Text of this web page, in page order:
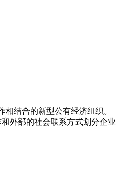
结合的新型公有经济组织。
部的社会联系方式划分企业